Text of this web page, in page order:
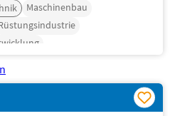
Maschinenbau